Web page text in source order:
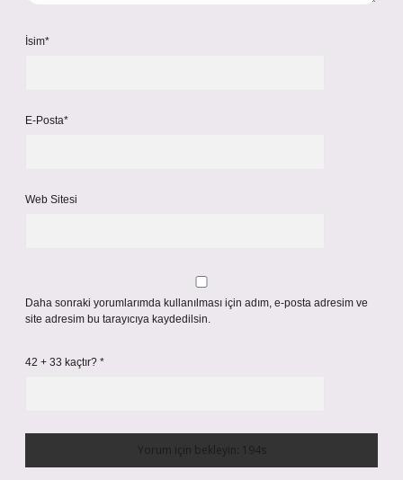
İsim*
E-Posta*
Web Sitesi
Daha sonraki yorumlarımda kullanılması için adım, e-posta adresim ve
site adresim bu tarayıcıya kaydedilsin.
42 + 33 kaçtır? *